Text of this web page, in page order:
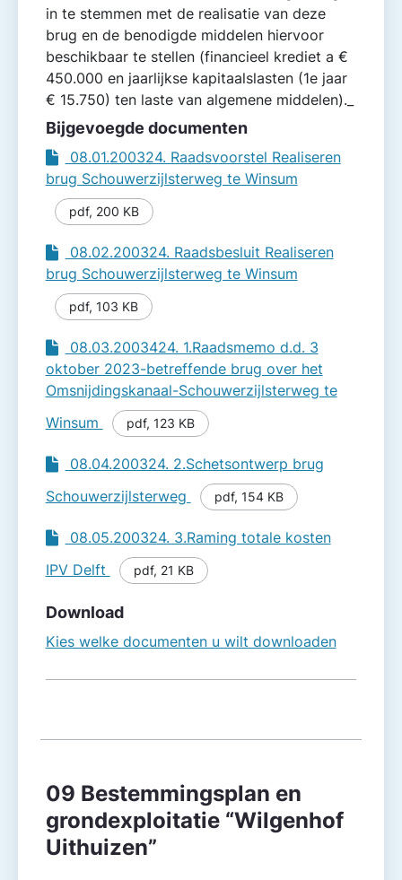
in te stemmen met de realisatie van deze
brug en de benodigde middelen hiervoor
beschikbaar te stellen (financieel krediet a €
450.000 en jaarlijkse kapitaalslasten (1e jaar
€ 15.750) ten laste van algemene middelen)._
Bijgevoegde documenten
08.01.200324. Raadsvoorstel Realiseren
brug Schouwerzijlsterweg te Winsum
pdf, 200 KB
08.02.200324. Raadsbesluit Realiseren
brug Schouwerzijlsterweg te Winsum
pdf, 103 KB
08.03.2003424. 1.Raadsmemo d.d. 3
oktober 2023-betreffende brug over het
Omsnijdingskanaal-Schouwerzijlsterweg te
Winsum
pdf, 123 KB
08.04.200324. 2.Schetsontwerp brug
Schouwerzijlsterweg
pdf, 154 KB
08.05.200324. 3.Raming totale kosten
IPV Delft
pdf, 21 KB
Download
Kies welke documenten u wilt downloaden
09 Bestemmingsplan en
grondexploitatie “Wilgenhof
Uithuizen”